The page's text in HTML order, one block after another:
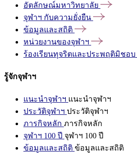
อัตลักษณ์มหาวิทยาลัย
จุฬาฯ กับความยั่งยืน
ข้อมูลและสถิติ
หน่วยงานของจุฬาฯ
ร้องเรียนทุจริตและประพฤติมิชอบ
รู้จักจุฬาฯ
แนะนำจุฬาฯ แนะนำจุฬาฯ
ประวัติจุฬาฯ ประวัติจุฬาฯ
ภารกิจหลัก ภารกิจหลัก
จุฬาฯ 100 ปี จุฬาฯ 100 ปี
ข้อมูลและสถิติ ข้อมูลและสถิติ